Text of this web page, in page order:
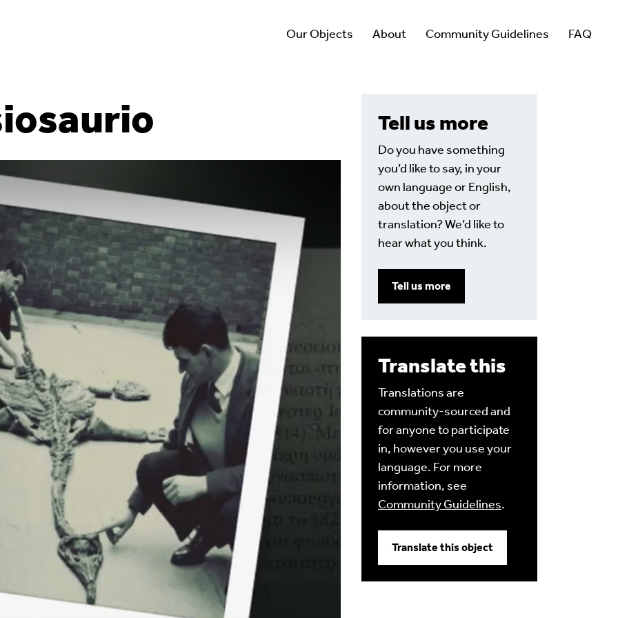
Our Objects About Community Guidelines FAQ
Tell us more
Do you have something
you’d like to say, in your
own language or English,
about the object or
translation? We’d like to
hear what you think.
Tell us more
Translate this
Translations are
community-sourced and
for anyone to participate
in, however you use your
language. For more
information, see
Community Guidelines.
Translate this object